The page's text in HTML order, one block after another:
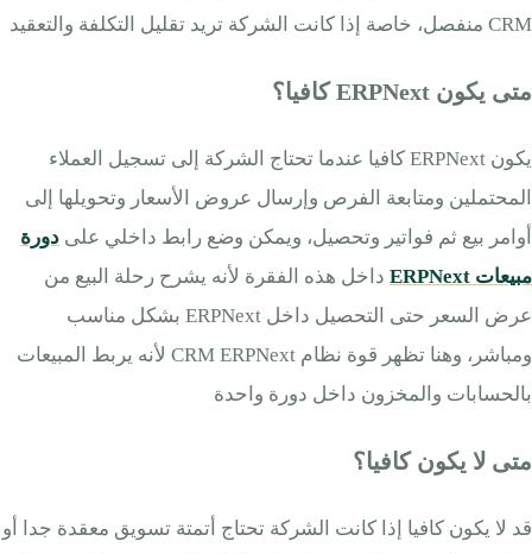
CRM منفصل، خاصة إذا كانت الشركة تريد تقليل التكلفة والتعقيد
متى يكون ERPNext كافيا؟
يكون ERPNext كافيا عندما تحتاج الشركة إلى تسجيل العملاء
المحتملين ومتابعة الفرص وإرسال عروض الأسعار وتحويلها إلى
أوامر بيع ثم فواتير وتحصيل، ويمكن وضع رابط داخلي على دورة
مبيعات ERPNext
داخل هذه الفقرة لأنه يشرح رحلة البيع من
عرض السعر حتى التحصيل داخل ERPNext بشكل مناسب
ومباشر، وهنا تظهر قوة نظام CRM ERPNext لأنه يربط المبيعات
بالحسابات والمخزون داخل دورة واحدة
متى لا يكون كافيا؟
قد لا يكون كافيا إذا كانت الشركة تحتاج أتمتة تسويق معقدة جدا أو